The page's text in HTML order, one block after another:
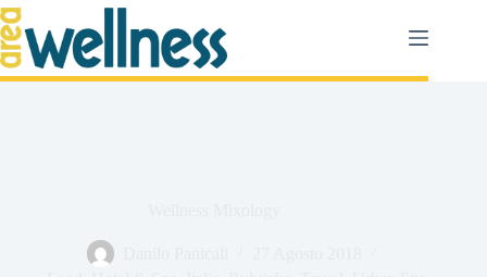
Salta
al
contenuto